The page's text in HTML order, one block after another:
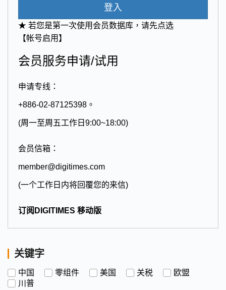
登入
★ 若您是第一次使用会员数据库，请先点选
【帐号启用】
会员服务申请/试用
申请专线：
+886-02-87125398。
(周一至周五工作日9:00~18:00)
会员信箱：
member@digitimes.com
(一个工作日内将回覆您的来信)
订阅DIGITIMES 移动版
关键字
中国 零组件 美国 关税
欧盟
川普